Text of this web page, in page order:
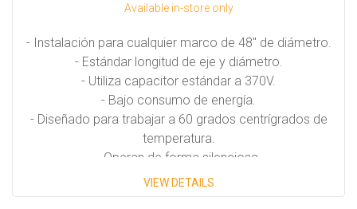
Available in-store only
- Instalación para cualquier marco de 48" de diámetro.
- Estándar longitud de eje y diámetro.
- Utiliza capacitor estándar a 370V.
- Bajo consumo de energía.
- Diseñado para trabajar a 60 grados centrígrados de
temperatura.
- Operan de forma silenciosa.
VIEW DETAILS